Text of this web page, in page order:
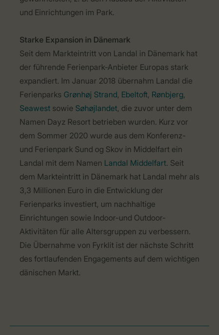
und Einrichtungen im Park.
Starke Expansion in Dänemark
Seit dem Markteintritt von Landal in Dänemark hat
der führende Ferienpark-Anbieter Europas stark
expandiert. Im Januar 2018 übernahm Landal die
Ferienparks Grønhøj Strand, Ebeltoft, Rønbjerg,
Seawest sowie Søhøjlandet, die zuvor unter dem
Namen Dayz Resort betrieben wurden. Kurz vor
dem Sommer 2020 wurde aus dem Konferenz-
und Ferienpark Sund og Skov in Middelfart ein
Landal mit dem Namen Landal Middelfart. Seit
dem Markteintritt in Dänemark hat Landal mehr als
3,3 Millionen Euro in die Entwicklung der
Ferienparks investiert, um nachhaltige
Einrichtungen sowie Indoor-und Outdoor-
Aktivitäten für alle Altersgruppen zu verbessern.
Die Übernahme von Fyrklit ist der nächste Schritt
des fortlaufenden Engagements auf dem wichtigen
dänischen Markt.